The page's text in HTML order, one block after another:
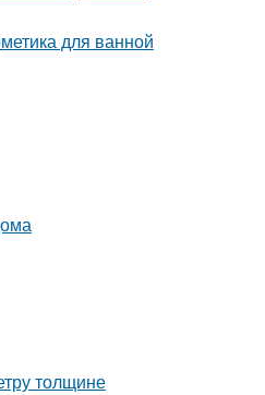
для ванной
толщине